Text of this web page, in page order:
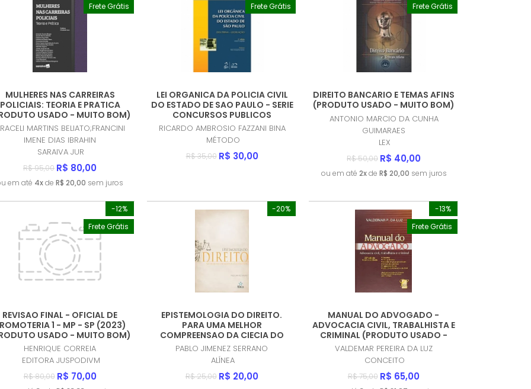
MENOR PREÇO
MAIOR PREÇO
A - Z
Frete Grátis
MULHERES NAS CARREIRAS
POLICIAIS: TEORIA E PRATICA
USADO - MUITO BOM)
MARTINS BELIATO;FRANCINI
IMENE DIAS IBRAHIN
SARAIVA JUR
R$ 95,00 R$ 80,00
em até 4xde R$ 20,00 sem juros
Frete Grátis
LEI ORGANICA DA POLICIA CIVIL
DO ESTADO DE SAO PAULO - SERIE
CONCURSOS PUBLICOS
(PRODUTO USADO - MUITO BOM)
RICARDO AMBROSIO FAZZANI BINA
MÉTODO
R$ 35,00 R$ 30,00
Frete Grátis
DIREITO BANCARIO E TEMAS AFINS
(PRODUTO USADO - MUITO BOM)
ANTONIO MARCIO DA CUNHA
GUIMARAES
LEX
R$ 50,00 R$ 40,00
ou em até 2xde R$ 20,00 sem juros
-12%
Frete Grátis
REVISAO FINAL - OFICIAL DE
1 - MP - SP (2023)
USADO - MUITO BOM)
HENRIQUE CORREIA
EDITORA JUSPODIVM
R$ 80,00 R$ 70,00
-20%
EPISTEMOLOGIA DO DIREITO.
PARA UMA MELHOR
COMPREENSAO DA CIECIA DO
DIREITO (PRODUTO USADO -
MUITO BOM)
PABLO JIMENEZ SERRANO
ALÍNEA
R$ 25,00 R$ 20,00
-13%
Frete Grátis
MANUAL DO ADVOGADO -
ADVOCACIA CIVIL, TRABALHISTA E
CRIMINAL (PRODUTO USADO -
MUITO BOM)
VALDEMAR PEREIRA DA LUZ
CONCEITO
R$ 75,00 R$ 65,00